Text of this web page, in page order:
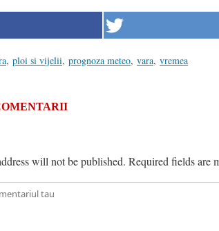
, ploi si vijelii, prognoza meteo, vara, vremea
will not be published. Required fields are